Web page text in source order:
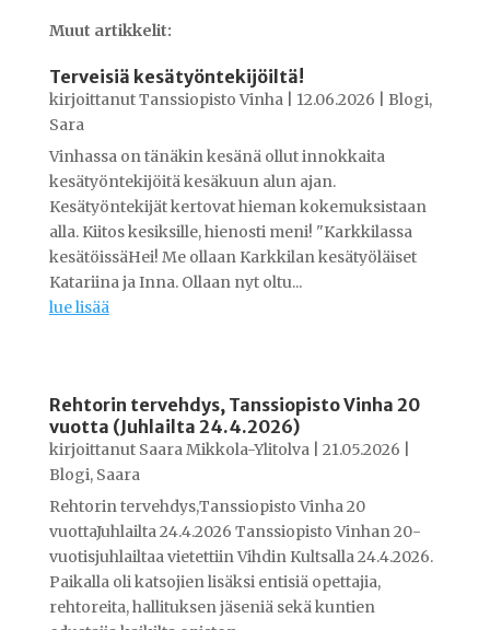
Muut artikkelit:
Terveisiä kesätyöntekijöiltä!
kirjoittanutTanssiopisto Vinha| 12.06.2026 Blogi,
Sara
Vinhassa on tänäkin kesänä ollut innokkaita
kesätyöntekijöitä kesäkuun alun ajan.
Kesätyöntekijät kertovat hieman kokemuksistaan
alla. Kiitos kesiksille, hienosti meni! "Karkkilassa
kesätöissäHei! Me ollaan Karkkilan kesätyöläiset
Katariina ja Inna. Ollaan nyt oltu...
lue lisää
Rehtorin tervehdys, Tanssiopisto Vinha 20
vuotta (Juhlailta 24.4.2026)
kirjoittanut Saara Mikkola-Ylitolva| 21.05.2026
Blogi, Saara
Rehtorin tervehdys,Tanssiopisto Vinha 20
vuottaJuhlailta 24.4.2026 Tanssiopisto Vinhan 20-
vuotisjuhlailtaa vietettiin Vihdin Kultsalla 24.4.2026.
Paikalla oli katsojien lisäksi entisiä opettajia,
rehtoreita, hallituksen jäseniä sekä kuntien